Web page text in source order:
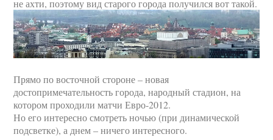
не ахти, поэтому вид старого города получился вот такой.
Прямо по восточной стороне – новая
достопримечательность города, народный стадион, на
котором проходили матчи Евро-2012.
Но его интересно смотреть ночью (при динамической
подсветке), а днем – ничего интересного.